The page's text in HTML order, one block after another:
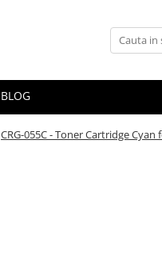
BLOG
CRG-055C - Toner Cartridge Cyan